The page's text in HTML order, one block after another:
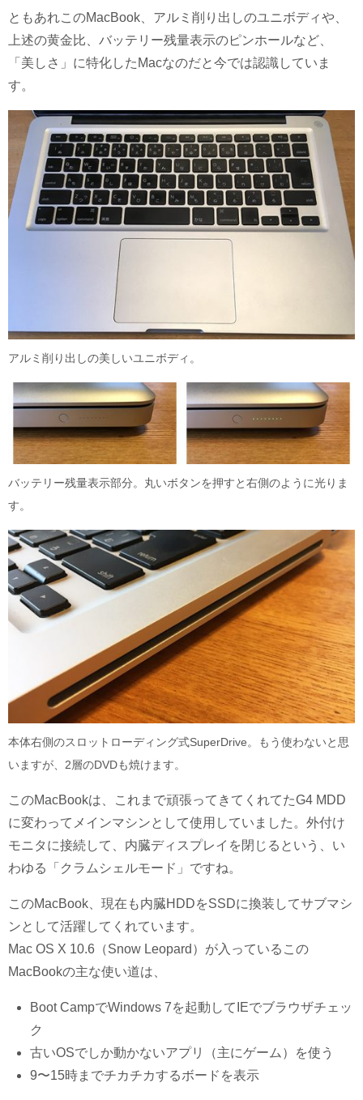
ともあれこのMacBook、アルミ削り出しのユニボディや、
上述の黄金比、バッテリー残量表示のピンホールなど、
「美しさ」に特化したMacなのだと今では認識していま
す。
アルミ削り出しの美しいユニボディ。
バッテリー残量表示部分。丸いボタンを押すと右側のように光りま
す。
本体右側のスロットローディング式SuperDrive。もう使わないと思
いますが、2層のDVDも焼けます。
このMacBookは、これまで頑張ってきてくれてたG4 MDD
に変わってメインマシンとして使用していました。外付け
モニタに接続して、内臓ディスプレイを閉じるという、い
わゆる「クラムシェルモード」ですね。
このMacBook、現在も内臓HDDをSSDに換装してサブマシ
ンとして活躍してくれています。
Mac OS X 10.6（Snow Leopard）が入っているこの
MacBookの主な使い道は、
Boot CampでWindows 7を起動してIEでブラウザチェッ
ク
古いOSでしか動かないアプリ（主にゲーム）を使う
9〜15時までチカチカするボードを表示